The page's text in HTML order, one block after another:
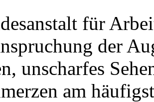
für
der
unscharfes
am